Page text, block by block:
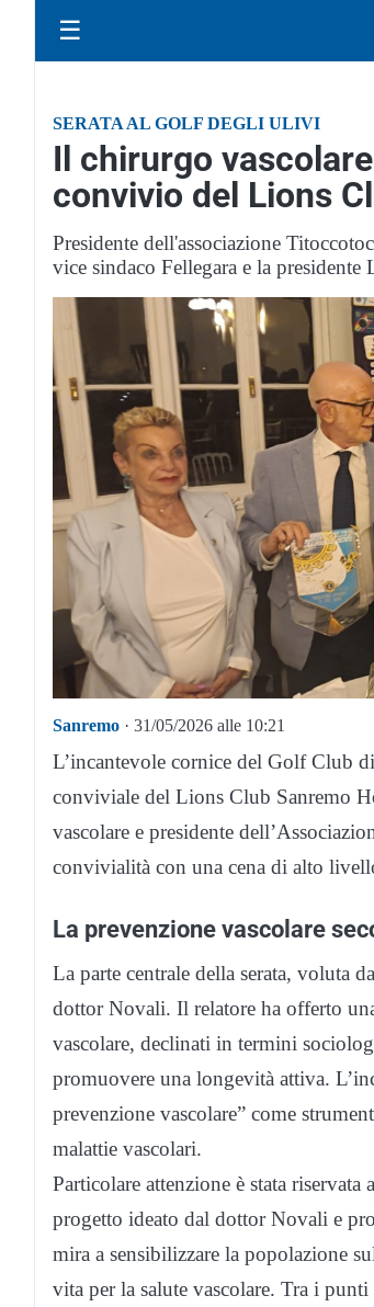
☰
SERATA AL GOLF DEGLI ULIVI
Il chirurgo
convivio del Lions
Presidente dell'associazione
vice sindaco Fellegara e la presidente
Sanremo · 31/05/2026 alle 10:21
L’incantevole cornice del Golf Club
conviviale del Lions Club Sanremo
vascolare e presidente
convivialità con una cena di alto
La prevenzione vascolare
La parte centrale della serata, voluta
dottor Novali. Il relatore ha offerto
vascolare, declinati in termini
promuovere una longevità attiva.
prevenzione vascolare” come
malattie vascolari.
Particolare attenzione è stata
progetto ideato dal dottor Novali e
mira a sensibilizzare la popolazione
vita per la salute vascolare. Tra i